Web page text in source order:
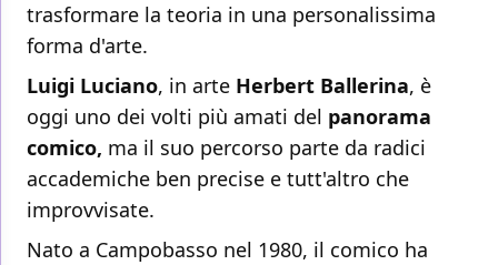
trasformare la teoria in una personalissima
forma d'arte.
Luigi Luciano, in arte Herbert Ballerina, è
oggi uno dei volti più amati del panorama
comico, ma il suo percorso parte da radici
accademiche ben precise e tutt'altro che
improvvisate.
Nato a Campobasso nel 1980, il comico ha